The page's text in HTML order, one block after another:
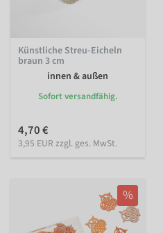
Künstliche Streu-Eicheln
braun 3 cm
innen & außen
Sofort versandfähig.
4,70 €
3,95 EUR zzgl. ges. MwSt.
%